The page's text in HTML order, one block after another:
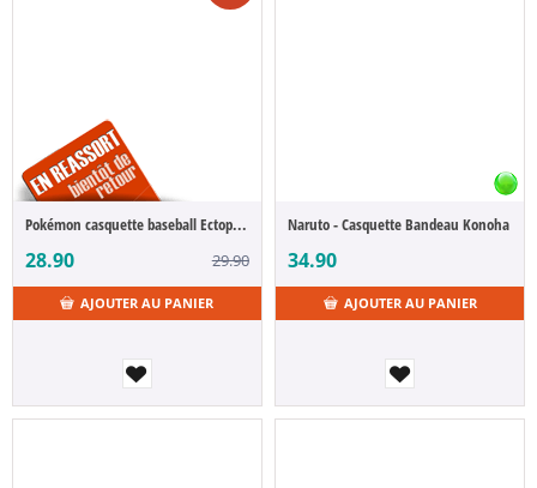
Pokémon casquette baseball Ectoplasma
28.90 29.90
AJOUTER AU PANIER
Naruto - Casquette Bandeau Konoha
34.90
AJOUTER AU PANIER